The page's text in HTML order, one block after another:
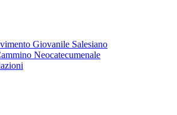
Giovanile Salesiano
Neocatecumenale